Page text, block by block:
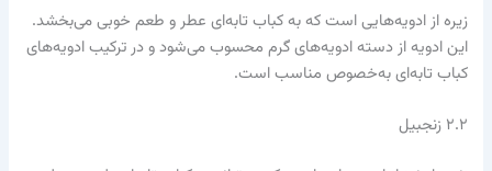
زیره از ادویه‌هایی است که به کباب تابه‌ای عطر و طعم خوبی می‌بخشد.
این ادویه از دسته ادویه‌های گرم محسوب می‌شود و در ترکیب ادویه‌های
کباب تابه‌ای به‌خصوص مناسب است.
۲.۲ زنجبیل